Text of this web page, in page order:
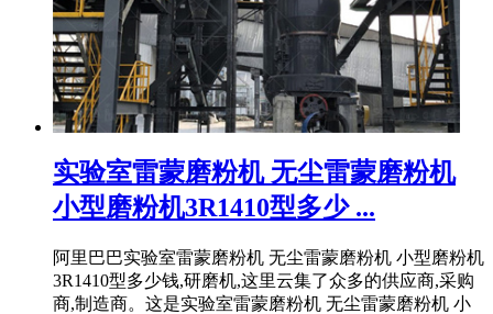
实验室雷蒙磨粉机 无尘雷蒙磨粉机
小型磨粉机3R1410型多少 ...
阿里巴巴实验室雷蒙磨粉机 无尘雷蒙磨粉机 小型磨粉机
3R1410型多少钱,研磨机,这里云集了众多的供应商,采购
商,制造商。这是实验室雷蒙磨粉机 无尘雷蒙磨粉机 小